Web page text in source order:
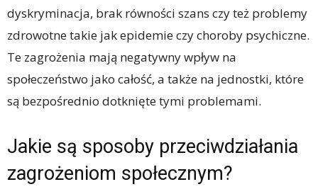
dyskryminacja, brak równości szans czy też problemy
zdrowotne takie jak epidemie czy choroby psychiczne.
Te zagrożenia mają negatywny wpływ na
społeczeństwo jako całość, a także na jednostki, które
są bezpośrednio dotknięte tymi problemami.
Jakie są sposoby przeciwdziałania
zagrożeniom społecznym?